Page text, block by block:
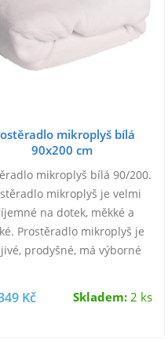
mikroplyš bílá
90x200 cm
mikroplyš bílá 90/200.
mikroplyš je velmi
na dotek, měkké a
Prostěradlo mikroplyš je
prodyšné, má výborné
Kč Skladem:2 ks